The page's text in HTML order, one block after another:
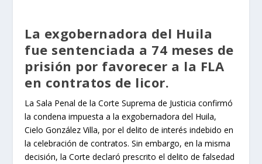
La exgobernadora del Huila
fue sentenciada a 74 meses de
prisión por favorecer a la FLA
en contratos de licor.
La Sala Penal de la Corte Suprema de Justicia confirmó
la condena impuesta a la exgobernadora del Huila,
Cielo González Villa, por el delito de interés indebido en
la celebración de contratos. Sin embargo, en la misma
decisión, la Corte declaró prescrito el delito de falsedad